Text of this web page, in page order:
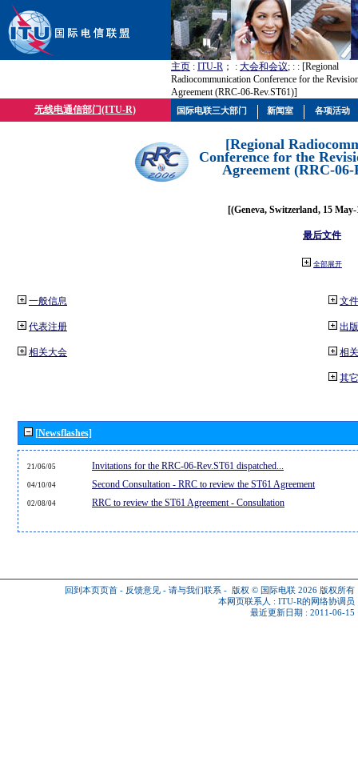
主页 : ITU-R ； : 大会和会议; : : [Regional
Radiocommunication Conference for the
Agreement (RRC-06-Rev.ST61)]
无线电通信部门(ITU-R)
[Regional
Conference for the
Agreement (RRC-06-
[(Geneva, Switzerland, 15
最后文件
全部展开
一般信息
代表注册
相关大会
文件
出
相
其
[Newsflashes]
21/06/05 Invitations for the RRC-06-Rev.ST61 dispatched...
04/10/04 Second Consultation - RRC to review the ST61 Agreement
02/08/04 RRC to review the ST61 Agreement - Consultation
回到本页页首 - 反馈意见 - 请与我们联系 - 版权 © 国际电联 2026 版权所有
本网页联系人 : ITU-R的网络协调员
最近更新日期 : 2011-06-15
国际电联三大部门 新闻室 各项活动